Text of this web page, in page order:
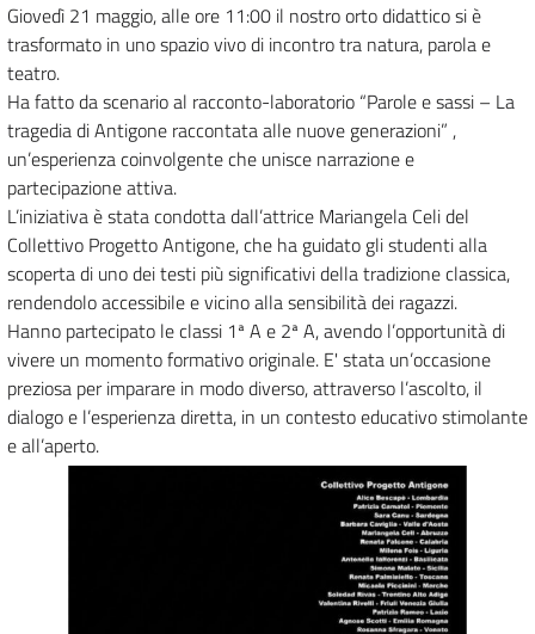
Giovedì 21 maggio, alle ore 11:00 il nostro orto didattico si è
trasformato in uno spazio vivo di incontro tra natura, parola e
teatro.
Ha fatto da scenario al racconto-laboratorio “Parole e sassi – La
tragedia di Antigone raccontata alle nuove generazioni” ,
un’esperienza coinvolgente che unisce narrazione e
partecipazione attiva.
L’iniziativa è stata condotta dall’attrice Mariangela Celi del
Collettivo Progetto Antigone, che ha guidato gli studenti alla
scoperta di uno dei testi più significativi della tradizione classica,
rendendolo accessibile e vicino alla sensibilità dei ragazzi.
Hanno partecipato le classi 1ª A e 2ª A, avendo l’opportunità di
vivere un momento formativo originale. E' stata un’occasione
preziosa per imparare in modo diverso, attraverso l’ascolto, il
dialogo e l’esperienza diretta, in un contesto educativo stimolante
e all’aperto.